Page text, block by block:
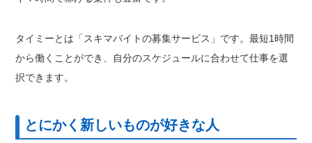
タイミーとは「スキマバイトの募集サービス」です。最短1時間
から働くことができ、自分のスケジュールに合わせて仕事を選
択できます。
とにかく新しいものが好きな人